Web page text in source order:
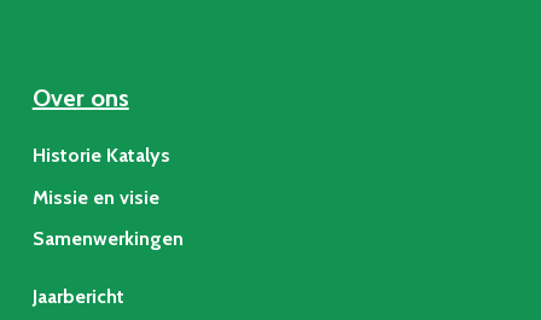
Over ons
Historie Katalys
Missie en visie
Samenwerkingen
Jaarbericht